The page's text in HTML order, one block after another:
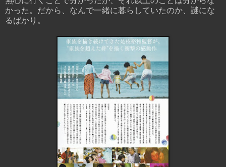
かった。だから、なんで一緒に暮らしていたのか、謎にな
るばかり。